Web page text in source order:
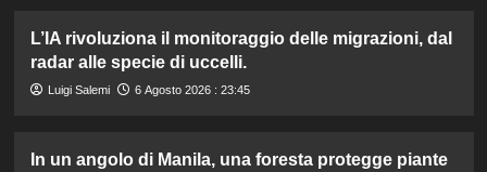
L’IA rivoluziona il monitoraggio delle migrazioni, dal
radar alle specie di uccelli.
Luigi Salemi 6 Agosto 2026 : 23:45
In un angolo di Manila, una foresta protegge piante